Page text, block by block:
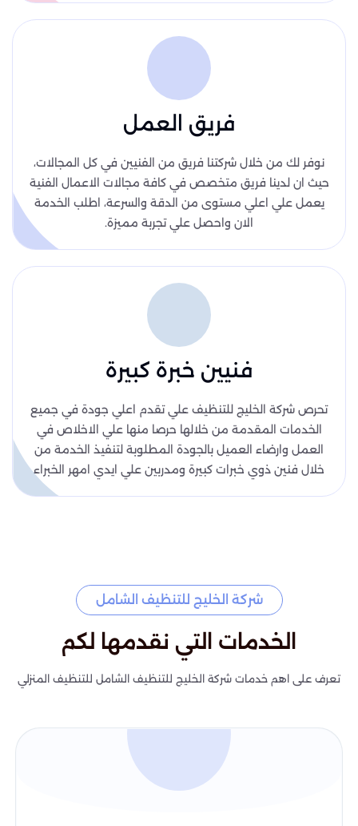
فريق العمل
نوفر لك من خلال شركتنا فريق من الفنيين في كل المجالات،
حيث ان لدينا فريق متخصص في كافة مجالات الاعمال الفنية
يعمل علي اعلي مستوى من الدقة والسرعة، اطلب الخدمة
الان واحصل علي تجربة مميزة.
فنيين خبرة كبيرة
تحرص شركة الخليج للتنظيف علي تقدم اعلي جودة في جميع
الخدمات المقدمة من خلالها حرصا منها علي الاخلاص في
العمل وارضاء العميل بالجودة المطلوبة لتنفيذ الخدمة من
خلال فنين ذوي خبرات كبيرة ومدربين علي ايدي امهر الخبراء
شركة الخليج للتنظيف الشامل
الخدمات التي نقدمها لكم
تعرف على اهم خدمات شركة الخليج للتنظيف الشامل للتنظيف المنزلي